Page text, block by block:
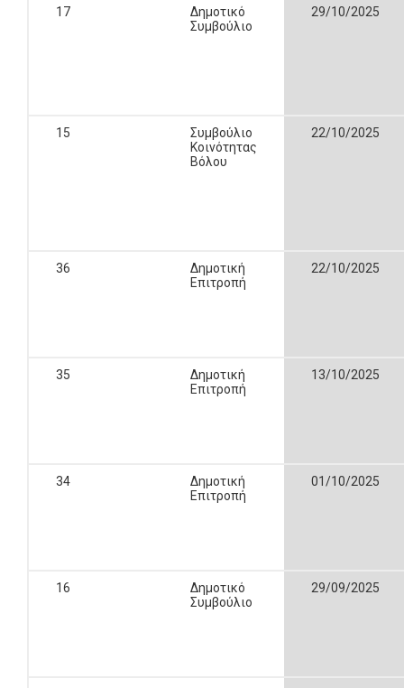
17
Δημοτικό
Συμβούλιο
29/10/2025
15
Συμβούλιο
Κοινότητας
Βόλου
22/10/2025
36
Δημοτική
Επιτροπή
22/10/2025
35
Δημοτική
Επιτροπή
13/10/2025
34
Δημοτική
Επιτροπή
01/10/2025
16
Δημοτικό
Συμβούλιο
29/09/2025